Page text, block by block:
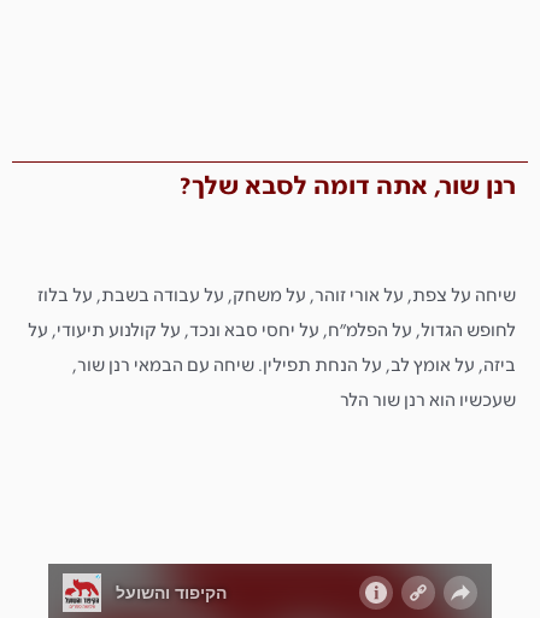
רנן שור, אתה דומה לסבא שלך?
שיחה על צפת, על אורי זוהר, על משחק, על עבודה בשבת, על בלוז
לחופש הגדול, על הפלמ״ח, על יחסי סבא ונכד, על קולנוע תיעודי, על
ביזה, על אומץ לב, על הנחת תפילין. שיחה עם הבמאי רנן שור,
שעכשיו הוא רנן שור הלר